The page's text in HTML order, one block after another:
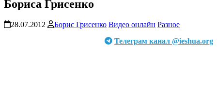
Бориса Грисенко
28.07.2012 Борис Грисенко Видео онлайн Разное
Телеграм канал @ieshua.org